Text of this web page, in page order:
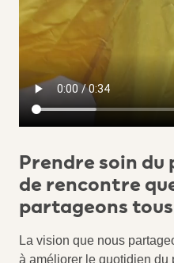
Prendre soin
de rencontre
partageons tous
La vision que nous
à améliorer le quotidien du